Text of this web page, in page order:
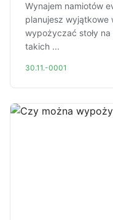
Wynajem namiotów
planujesz wyjątkowe
wypożyczać stoły
takich ...
30.11.-0001